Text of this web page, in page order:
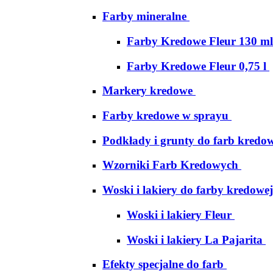
Farby mineralne
Farby Kredowe Fleur 130 ml
Farby Kredowe Fleur 0,75 l
Markery kredowe
Farby kredowe w sprayu
Podkłady i grunty do farb
Wzorniki Farb Kredowych
Woski i lakiery do farby kredowej
Woski i lakiery Fleur
Woski i lakiery La Pajarita
Efekty specjalne do farb